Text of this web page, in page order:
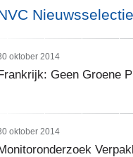
Nieuwsselectie
oktober 2014
Geen Groene
oktober 2014